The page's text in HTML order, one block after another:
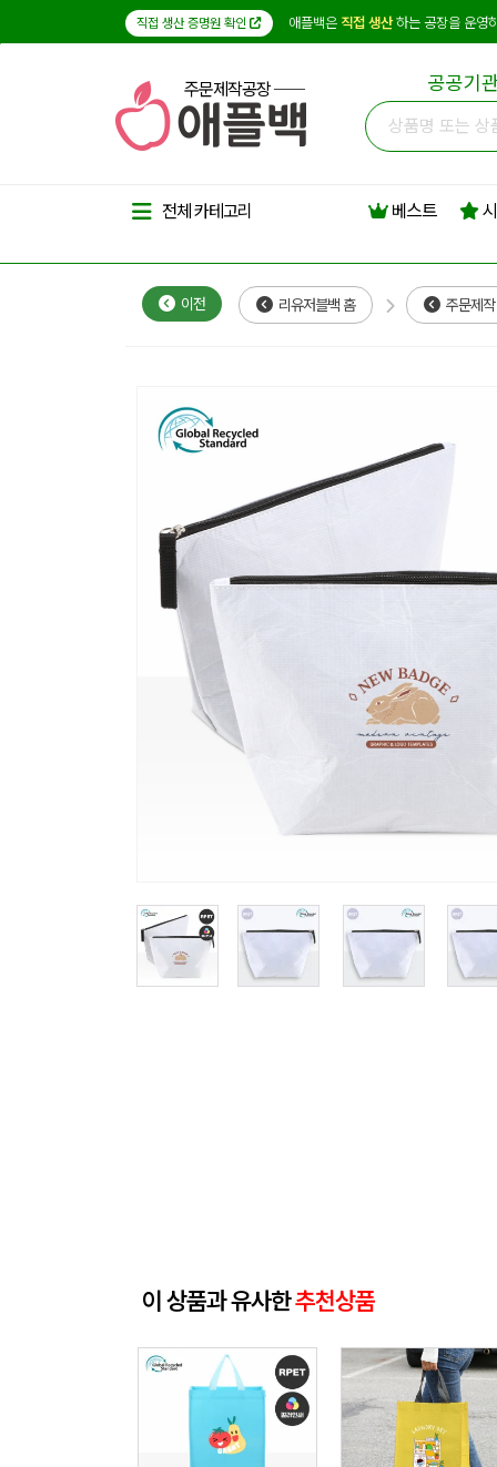
직접 생산 증명원 확인 애플백은 직접 생산하는 공장을 운영
주문제작공장 공공기
전체 카테고리 베스트
이전 리유저블백 홈 주문제
이 상품과 유사한추천상품